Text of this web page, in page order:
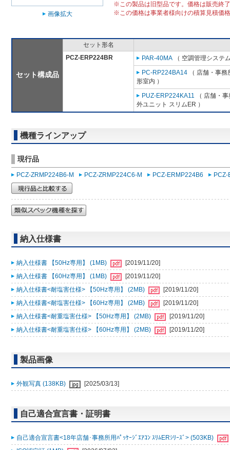
画像拡大
※この製品は旧型品です。価格は販売終
※この価格は事業者様向けの積算見積価
セット構成品
セット形名
PCZ-ERP224BR
PAR-40MA （ 空調管理システ
PC-RP224BA14 （ 店舗・事
形室内 ）
PUZ-ERP224KA11 （ 店舗・
外ユニット スリムER ）
機種ラインアップ
現行品
PCZ-ZRMP224B6-M PCZ-ZRMP224C6-M PCZ-ERMP224B6
納入仕様書
納入仕様書 【50Hz専用】 (1MB)
[2019/11/20]
納入仕様書 【60Hz専用】 (1MB)
[2019/11/20]
納入仕様書<耐塩害仕様> 【50Hz専用】 (2MB)
[2019/11/20]
納入仕様書<耐塩害仕様> 【60Hz専用】 (2MB)
[2019/11/20]
納入仕様書<耐重塩害仕様> 【50Hz専用】 (2MB)
[2019/11/20]
納入仕様書<耐重塩害仕様> 【60Hz専用】 (2MB)
[2019/11/20]
製品画像
外観写真 (138KB) [2025/03/13]
自己適合宣言書・証明書
自己適合宣言書<18年店舗･事務所用ﾊﾟｯｹｰｼﾞｴｱｺﾝ ｽﾘﾑERｼﾘｰｽﾞ> (503KB)